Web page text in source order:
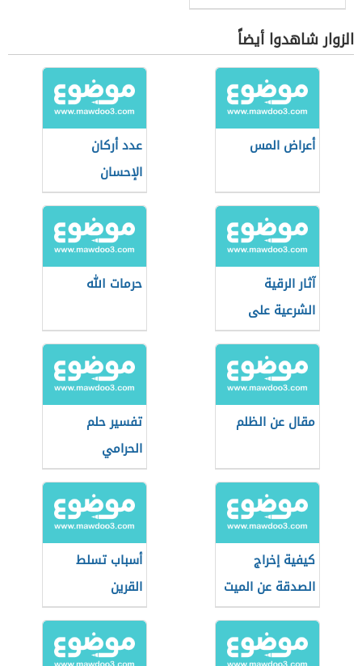
الزوار شاهدوا أيضاً
أعراض المس
عدد أركان
الإحسان
آثار الرقية
الشرعية على
الجسم
حرمات الله
مقال عن الظلم
تفسير حلم
الحرامي
كيفية إخراج
الصدقة عن الميت
أسباب تسلط
القرين